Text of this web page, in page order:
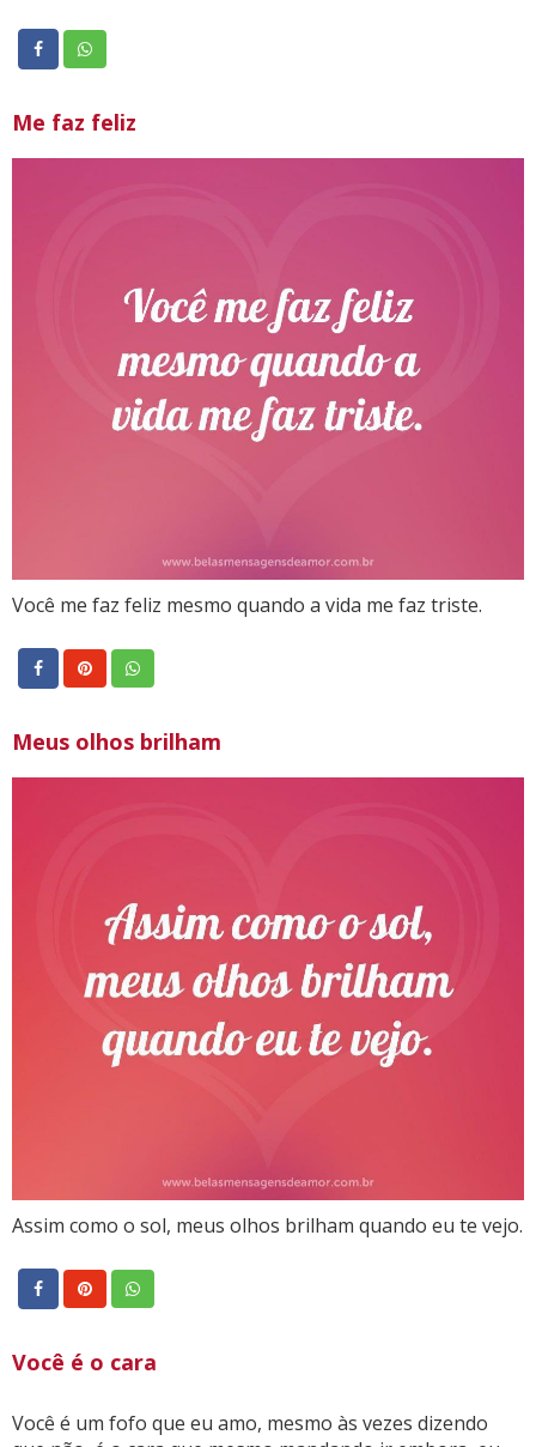
Me faz feliz
Você me faz feliz mesmo quando a vida me faz triste.
Meus olhos brilham
Assim como o sol, meus olhos brilham quando eu te vejo.
Você é o cara
Você é um fofo que eu amo, mesmo às vezes dizendo